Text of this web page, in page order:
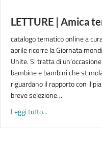
LETTURE | Amica
catalogo tematico online a
aprile ricorre la Giornata
Unite. Si tratta di
bambine e bambini che
riguardano il rapporto con il
breve selezione…
Leggi tutto...